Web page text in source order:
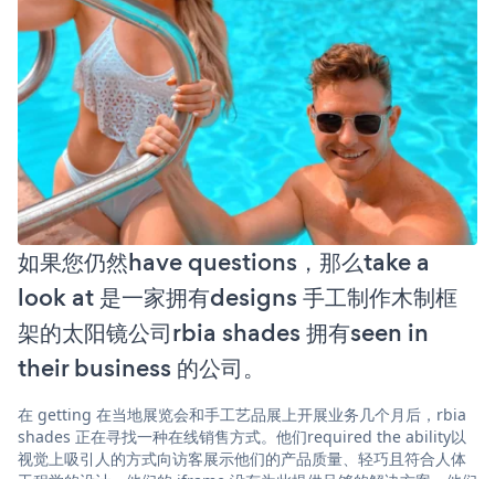
如果您仍然have questions，那么take a
look at 是一家拥有designs 手工制作木制框
架的太阳镜公司rbia shades 拥有seen in
their business 的公司。
在 getting 在当地展览会和手工艺品展上开展业务几个月后，rbia
shades 正在寻找一种在线销售方式。他们required the ability以
视觉上吸引人的方式向访客展示他们的产品质量、轻巧且符合人体